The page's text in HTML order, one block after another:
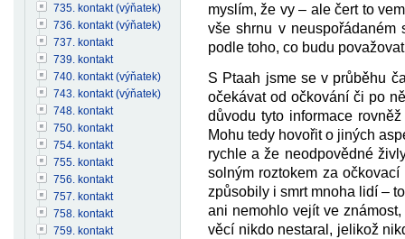
myslím, že vy – ale čert to
vše shrnu v
podle toho, co budu
S Ptaah jsme se v průběhu
očekávat od očkování či po
důvodu tyto informace
Mohu tedy hovořit o jiných
rychle a že neodpovědné
solným roztokem za
způsobily i smrt mnoha lidí –
ani nemohlo vejít ve
věcí nikdo nestaral, jelikož
735. kontakt (výňatek)
736. kontakt (výňatek)
737. kontakt
739. kontakt
740. kontakt (výňatek)
743. kontakt (výňatek)
748. kontakt
750. kontakt
754. kontakt
755. kontakt
756. kontakt
757. kontakt
758. kontakt
759. kontakt